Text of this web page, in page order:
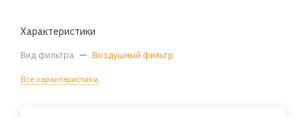
Характеристики
Вид фильтра — Воздушный фильтр
Все характеристики